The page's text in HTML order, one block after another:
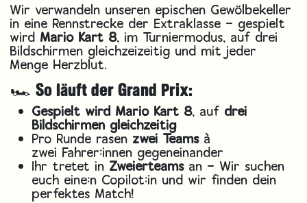
Wir verwandeln unseren epischen Gewölbekeller
in eine Rennstrecke der Extraklasse – gespielt
wird Mario Kart 8, im Turniermodus, auf drei
Bildschirmen gleichzeizeitig und mit jeder
Menge Herzblut.
🏎️ So läuft der Grand Prix:
Gespielt wird Mario Kart 8, auf drei
Bildschirmen gleichzeitig
Pro Runde rasen zwei Teams à
zwei Fahrer:innen gegeneinander
Ihr tretet in Zweierteams an – Wir suchen
euch eine:n Copilot:in und wir finden dein
perfektes Match!